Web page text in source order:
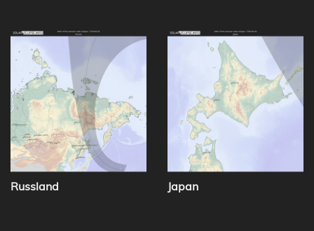
Russland Japan